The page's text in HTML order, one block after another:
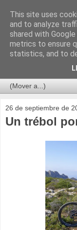
26 de septiembre de
Un trébol
This site uses
and to analyze
shared with
metrics to ensure
statistics, and to